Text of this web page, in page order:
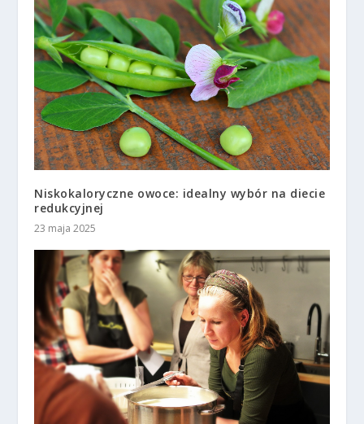
Niskokaloryczne owoce: idealny wybór na diecie
redukcyjnej
23 maja 2025